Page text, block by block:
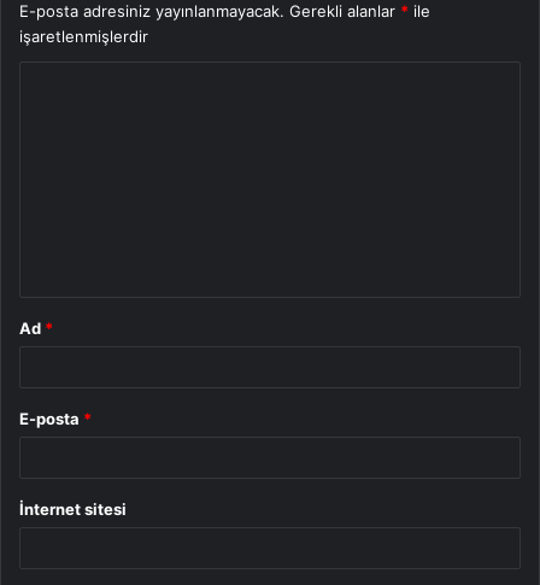
E-posta adresiniz yayınlanmayacak. Gerekli alanlar * ile
işaretlenmişlerdir
Ad *
E-posta *
İnternet sitesi